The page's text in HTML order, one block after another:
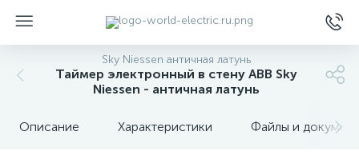
Sky Niessen античная латунь
Таймер электронный в стену ABB Sky
Niessen - античная латунь
Описание Характеристики Файлы и